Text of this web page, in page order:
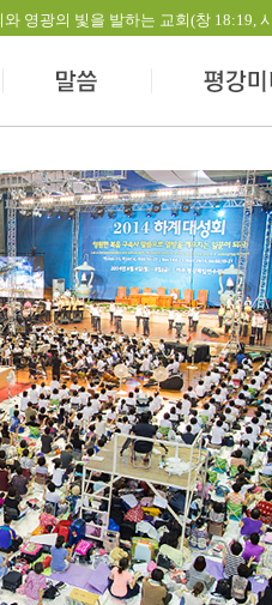
영광의 빛을 발하는 교회(창 18:19,